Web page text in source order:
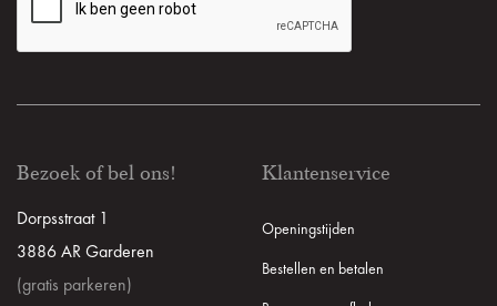
Bezoek of bel ons!
Dorpsstraat 1
3886 AR Garderen
(gratis parkeren)
Klantenservice
Openingstijden
Bestellen en betalen